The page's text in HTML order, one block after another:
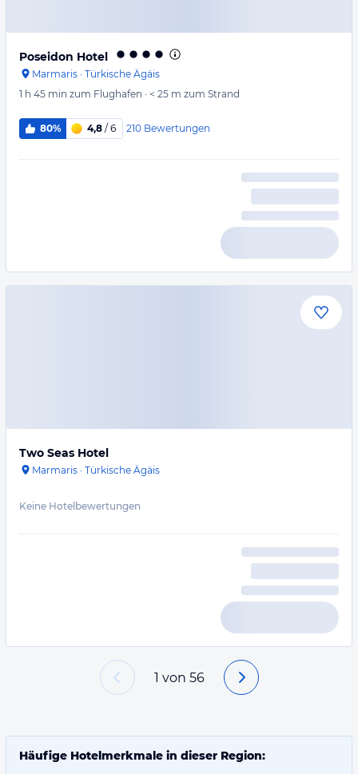
Poseidon Hotel
Marmaris · Türkische Ägäis
1 h 45 min zum Flughafen · < 25 m zum Strand
80% 4,8 / 6 210 Bewertungen
Two Seas Hotel
Marmaris · Türkische Ägäis
Keine Hotelbewertungen
1 von 56
Häufige Hotelmerkmale in dieser Region: